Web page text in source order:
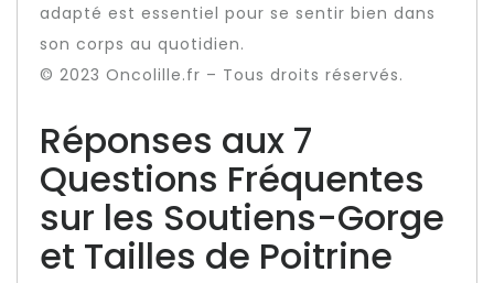
adapté est essentiel pour se sentir bien dans
son corps au quotidien.
© 2023 Oncolille.fr – Tous droits réservés.
Réponses aux 7
Questions Fréquentes
sur les Soutiens-Gorge
et Tailles de Poitrine